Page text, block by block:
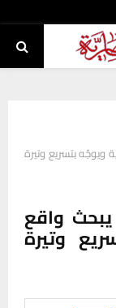
بتسريع وتيرة
واقع
وتيرة